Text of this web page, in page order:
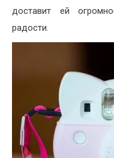
доставит ей
радости.